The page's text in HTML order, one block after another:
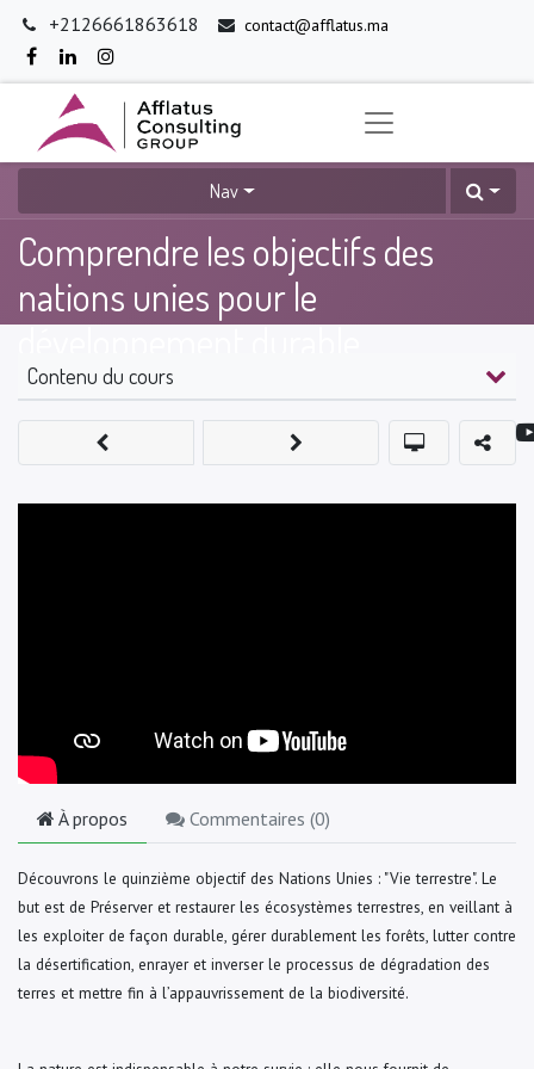
+2126661863618 contact@afflatus.ma
Nav
Comprendre les objectifs des
nations unies pour le
Contenu du cours
À propos Commentaires (0)
Découvrons le quinzième objectif des Nations Unies : "Vie terrestre". Le
but est de Préserver et restaurer les écosystèmes terrestres, en veillant à
les exploiter de façon durable, gérer durablement les forêts, lutter contre
la désertification, enrayer et inverser le processus de dégradation des
terres et mettre fin à l’appauvrissement de la biodiversité.